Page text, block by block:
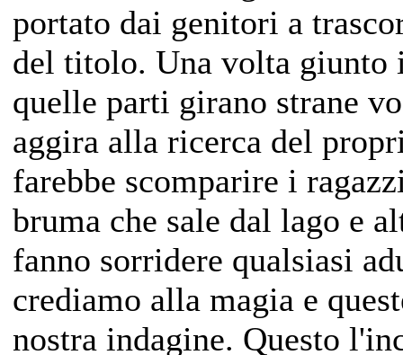
portato dai genitori a
del titolo. Una volta giunto
quelle parti girano strane
aggira alla ricerca del
farebbe scomparire i
bruma che sale dal lago e
fanno sorridere qualsiasi
crediamo alla magia e
nostra indagine. Questo